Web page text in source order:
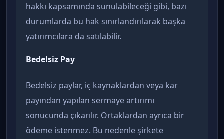
hakkı kapsamında sunulabileceği gibi, bazı
durumlarda bu hak sınırlandırılarak başka
yatırımcılara da satılabilir.
Bedelsiz Pay
Bedelsiz paylar, iç kaynaklardan veya kar
payından yapılan sermaye artırımı
sonucunda çıkarılır. Ortaklardan ayrıca bir
ödeme istenmez. Bu nedenle şirkete